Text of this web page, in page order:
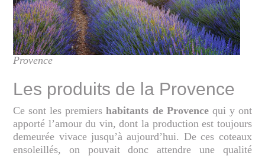
Provence
Les produits de la Provence
Ce sont les premiershabitants de Provencequi y ont
apporté l’amour du vin, dont la production est toujours
demeurée vivace jusqu’à aujourd’hui. De ces coteaux
ensoleillés, on pouvait donc attendre une qualité